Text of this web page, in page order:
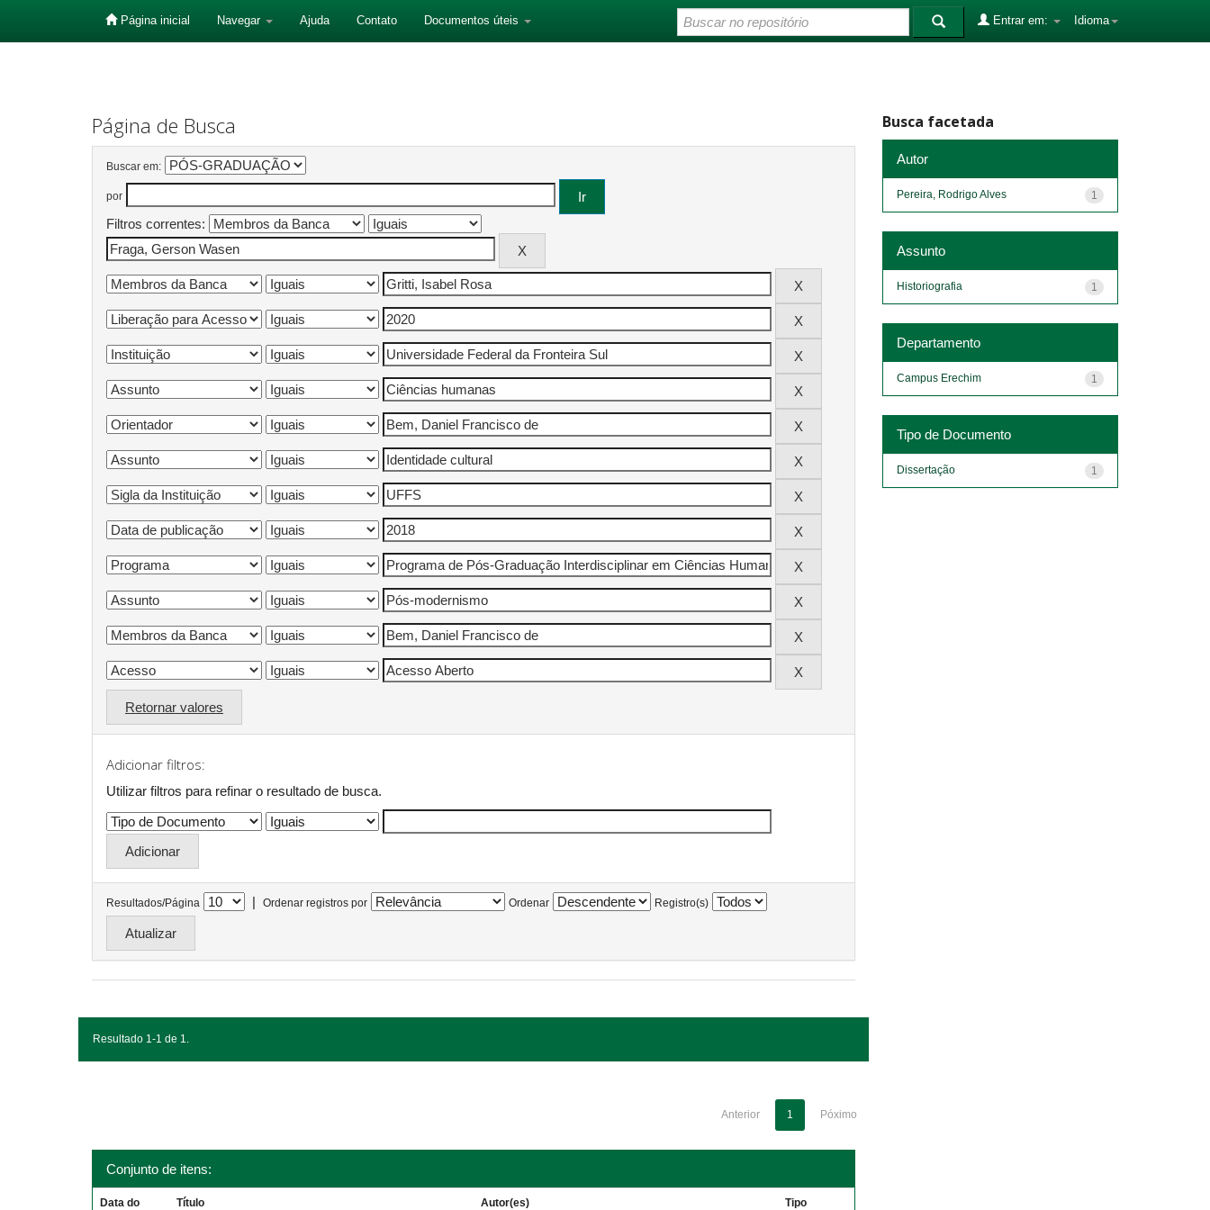
Página inicial Navegar Ajuda Contato Documentos úteis Idioma
Entrar em:
Página de Busca
Buscar em:
por
Filtros correntes:
Retornar valores
Adicionar filtros:
Utilizar filtros para refinar o resultado de busca.
Resultados/Página | Ordenar registros por Ordenar Registro(s)
Resultado 1-1 de 1.
Anterior 1 Póximo
Conjunto de itens:
Data do Título Autor(es) Tipo
Busca facetada
Autor
1
Pereira, Rodrigo Alves
Assunto
1
Historiografia
Departamento
1
Campus Erechim
Tipo de Documento
1
Dissertação